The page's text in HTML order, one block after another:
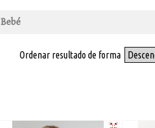
Bebé
Ordenar resultado de forma